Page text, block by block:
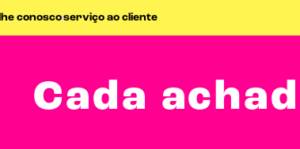
conoscoserviço ao cliente
Cada